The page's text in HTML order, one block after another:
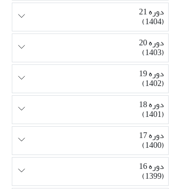
دوره 21
(1404)
دوره 20
(1403)
دوره 19
(1402)
دوره 18
(1401)
دوره 17
(1400)
دوره 16
(1399)